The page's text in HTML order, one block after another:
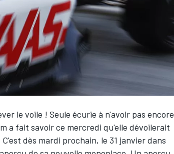
le voile ! Seule écurie à n'avoir pas encore
a fait savoir ce mercredi qu'elle dévoilerait
dès mardi prochain, le 31 janvier dans